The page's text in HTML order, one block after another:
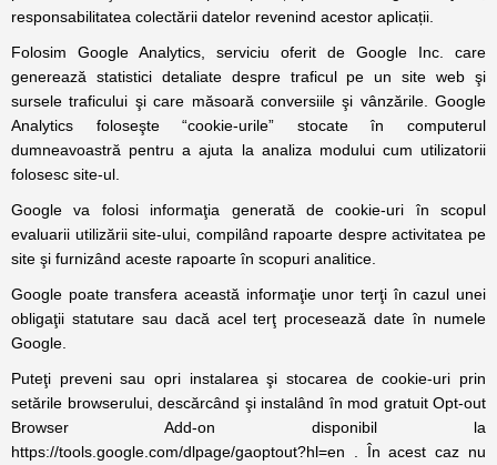
responsabilitatea colectării datelor revenind acestor aplicații.
Folosim Google Analytics, serviciu oferit de Google Inc. care
generează statistici detaliate despre traficul pe un site web şi
sursele traficului şi care măsoară conversiile şi vânzările. Google
Analytics foloseşte “cookie-urile” stocate în computerul
dumneavoastră pentru a ajuta la analiza modului cum utilizatorii
folosesc site-ul.
Google va folosi informaţia generată de cookie-uri în scopul
evaluarii utilizării site-ului, compilând rapoarte despre activitatea pe
site şi furnizând aceste rapoarte în scopuri analitice.
Google poate transfera această informaţie unor terţi în cazul unei
obligaţii statutare sau dacă acel terţ procesează date în numele
Google.
Puteţi preveni sau opri instalarea şi stocarea de cookie-uri prin
setările browserului, descărcând şi instalând în mod gratuit Opt-out
Browser Add-on disponibil la
https://tools.google.com/dlpage/gaoptout?hl=en . În acest caz nu